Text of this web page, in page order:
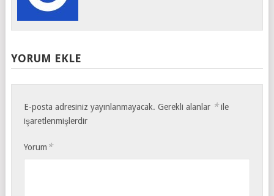
YORUM EKLE
E-posta adresiniz yayınlanmayacak. Gerekli alanlar *ile
işaretlenmişlerdir
Yorum *